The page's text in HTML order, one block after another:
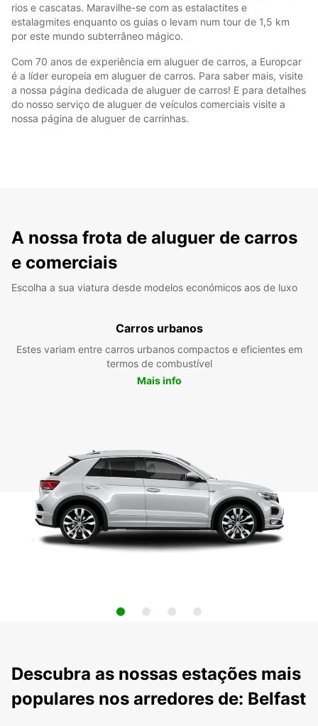
rios e cascatas. Maravilhe-se com as estalactites e
estalagmites enquanto os guias o levam num tour de 1,5 km
por este mundo subterrâneo mágico.
Com 70 anos de experiência em aluguer de carros, a Europcar
é a líder europeia em aluguer de carros. Para saber mais, visite
a nossa página dedicada de aluguer de carros! E para detalhes
do nosso serviço de aluguer de veículos comerciais visite a
nossa página de aluguer de carrinhas.
A nossa frota de aluguer de carros
e comerciais
Escolha a sua viatura desde modelos económicos aos de luxo
Carros urbanos
Estes variam entre carros urbanos compactos e eficientes em
termos de combustível
Mais info
Descubra as nossas estações mais
populares nos arredores de: Belfast